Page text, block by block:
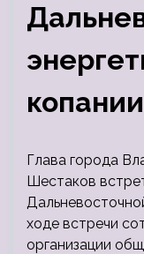
копании
Глава города
Шестаков
ходе встречи
организации